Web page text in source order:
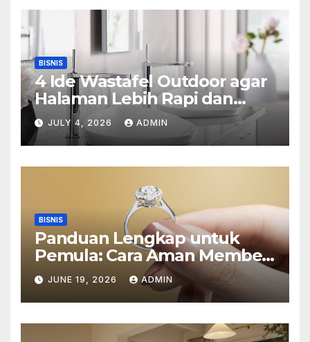
BISNIS
4 Ide Wastafel Outdoor agar
Halaman Lebih Rapi dan
Estetik
JULY 4, 2026 ADMIN
BISNIS
Panduan Lengkap untuk
Pemula: Cara Aman Membeli
Perhiasan Berlian di Toko
Emas Bogor
JUNE 19, 2026 ADMIN